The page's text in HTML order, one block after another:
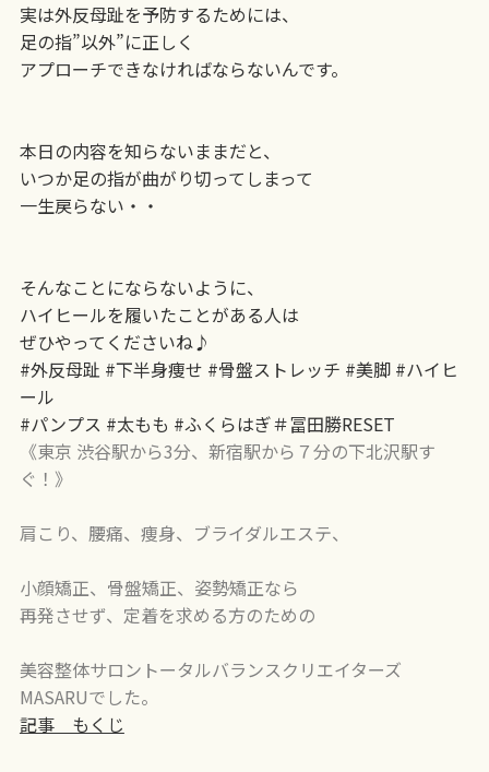
実は外反母趾を予防するためには、
足の指”以外”に正しく
アプローチできなければならないんです。
本日の内容を知らないままだと、
いつか足の指が曲がり切ってしまって
一生戻らない・・
そんなことにならないように、
ハイヒールを履いたことがある人は
ぜひやってくださいね♪
#外反母趾 #下半身痩せ #骨盤ストレッチ #美脚 #ハイヒ
ール
#パンプス #太もも #ふくらはぎ＃冨田勝RESET
《東京 渋谷駅から3分、新宿駅から７分の下北沢駅す
ぐ！》
肩こり、腰痛、痩身、ブライダルエステ、
小顔矯正、骨盤矯正、姿勢矯正なら
再発させず、定着を求める方のための
美容整体サロントータルバランスクリエイターズ
MASARUでした。
記事 もくじ